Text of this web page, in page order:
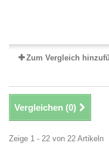
Zum Vergleich
Vergleichen (0)
Zeige 1 - 22 von 22 Artikeln